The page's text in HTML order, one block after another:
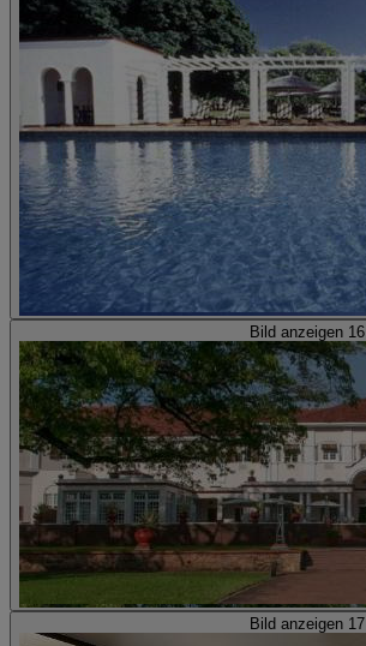
Bild anzeigen 16
Bild anzeigen 17